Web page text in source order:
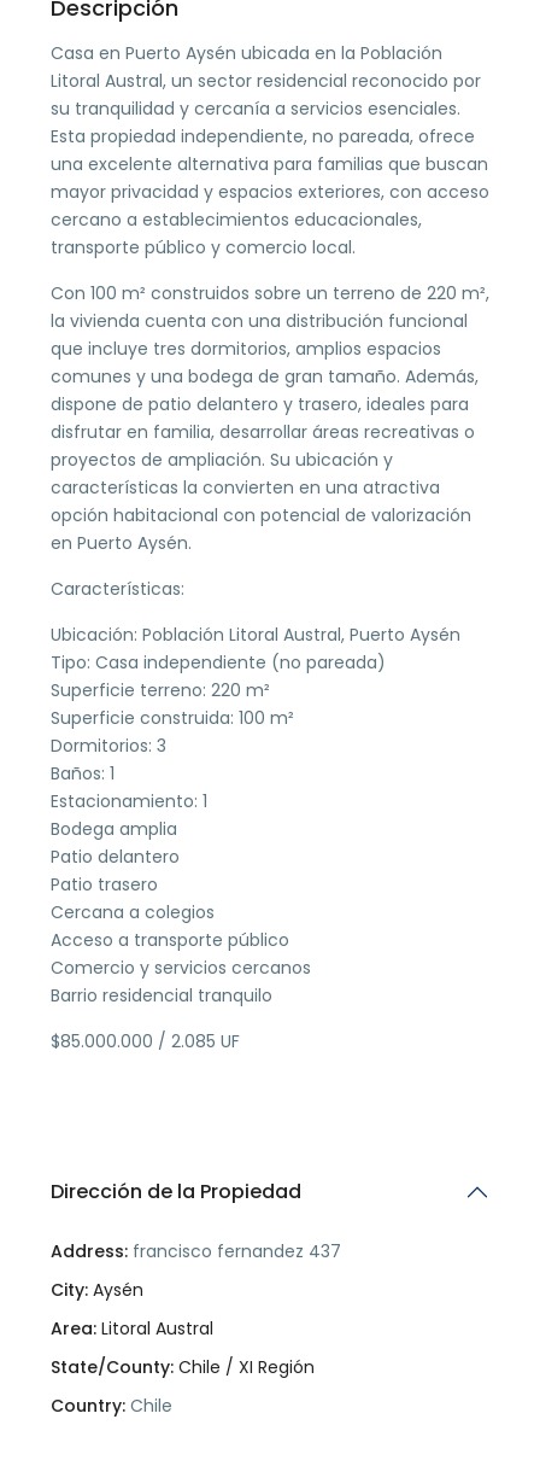
Descripción
Casa en Puerto Aysén ubicada en la Población
Litoral Austral, un sector residencial reconocido por
su tranquilidad y cercanía a servicios esenciales.
Esta propiedad independiente, no pareada, ofrece
una excelente alternativa para familias que buscan
mayor privacidad y espacios exteriores, con acceso
cercano a establecimientos educacionales,
transporte público y comercio local.
Con 100 m² construidos sobre un terreno de 220 m²,
la vivienda cuenta con una distribución funcional
que incluye tres dormitorios, amplios espacios
comunes y una bodega de gran tamaño. Además,
dispone de patio delantero y trasero, ideales para
disfrutar en familia, desarrollar áreas recreativas o
proyectos de ampliación. Su ubicación y
características la convierten en una atractiva
opción habitacional con potencial de valorización
en Puerto Aysén.
Características:
Ubicación: Población Litoral Austral, Puerto Aysén
Tipo: Casa independiente (no pareada)
Superficie terreno: 220 m²
Superficie construida: 100 m²
Dormitorios: 3
Baños: 1
Estacionamiento: 1
Bodega amplia
Patio delantero
Patio trasero
Cercana a colegios
Acceso a transporte público
Comercio y servicios cercanos
Barrio residencial tranquilo
$85.000.000 / 2.085 UF
Dirección de la Propiedad
Address: francisco fernandez 437
City: Aysén
Area: Litoral Austral
State/County: Chile / XI Región
Country: Chile